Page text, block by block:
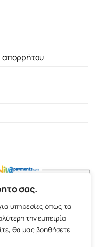
σας.
υπηρεσίες όπως τα
την εμπειρία
θα μας βοηθήσετε
απορρήτου
Α.Α. Λιβάνη| All rights
- F: 2103617791